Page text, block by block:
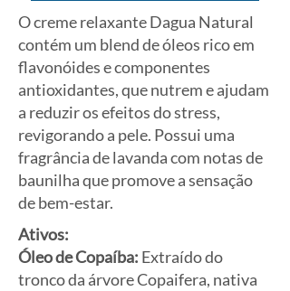
O creme relaxante Dagua Natural
contém um blend de óleos rico em
flavonóides e componentes
antioxidantes, que nutrem e ajudam
a reduzir os efeitos do stress,
revigorando a pele. Possui uma
fragrância de lavanda com notas de
baunilha que promove a sensação
de bem-estar.
Ativos:
Óleo de Copaíba: Extraído do
tronco da árvore Copaifera, nativa